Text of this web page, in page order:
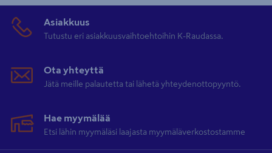
Asiakkuus
Tutustu eri asiakkuusvaihtoehtoihin K-Raudassa.
Ota yhteyttä
Jätä meille palautetta tai lähetä yhteydenottopyyntö.
Hae myymälää
Etsi lähin myymäläsi laajasta myymäläverkostostamme